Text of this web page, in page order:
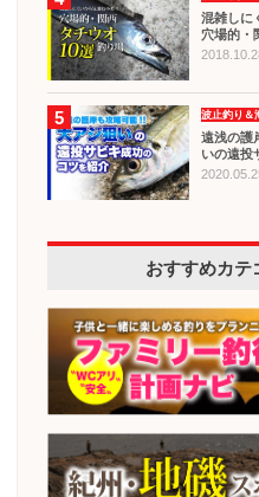
混雑しに
穴場的・
5 波止釣り＆
遠浅の護
いの遠投
おすすめカテ